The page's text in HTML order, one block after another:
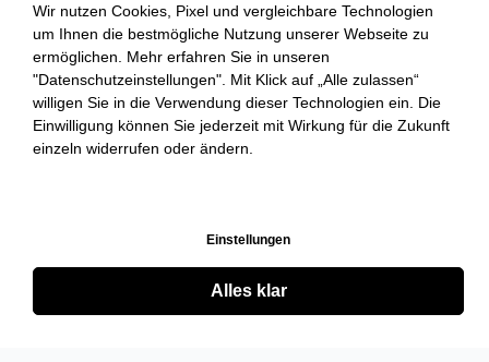
Wir nutzen Cookies, Pixel und vergleichbare Technologien
um Ihnen die bestmögliche Nutzung unserer Webseite zu
ermöglichen. Mehr erfahren Sie in unseren
"Datenschutzeinstellungen". Mit Klick auf „Alle zulassen“
willigen Sie in die Verwendung dieser Technologien ein. Die
Einwilligung können Sie jederzeit mit Wirkung für die Zukunft
einzeln widerrufen oder ändern.
Einstellungen
Alles klar